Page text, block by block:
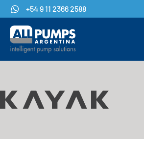
+54 9 11 2366 2588